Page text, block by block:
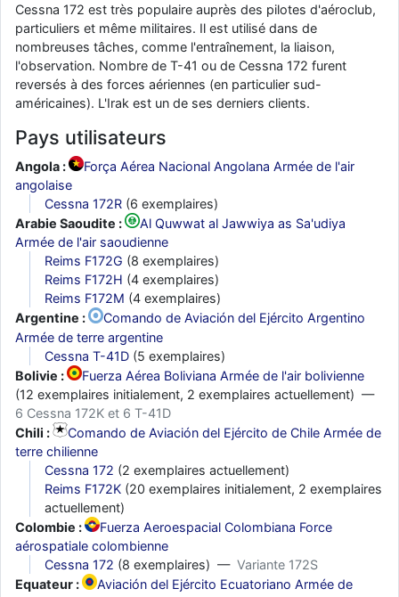
Cessna 172 est très populaire auprès des pilotes d'aéroclub,
particuliers et même militaires. Il est utilisé dans de
nombreuses tâches, comme l'entraînement, la liaison,
l'observation. Nombre de T-41 ou de Cessna 172 furent
reversés à des forces aériennes (en particulier sud-
américaines). L'Irak est un de ses derniers clients.
Pays utilisateurs
Angola :
Força Aérea Nacional Angolana Armée de l'air
angolaise
Cessna 172R (6 exemplaires)
Arabie Saoudite :
Al Quwwat al Jawwiya as Sa'udiya
Armée de l'air saoudienne
Reims F172G (8 exemplaires)
Reims F172H (4 exemplaires)
Reims F172M (4 exemplaires)
Argentine :
Comando de Aviación del Ejército Argentino
Armée de terre argentine
Cessna T-41D (5 exemplaires)
Bolivie :
Fuerza Aérea Boliviana Armée de l'air bolivienne
(12 exemplaires initialement, 2 exemplaires actuellement) —
6 Cessna 172K et 6 T-41D
Chili :
Comando de Aviación del Ejército de Chile Armée de
terre chilienne
Cessna 172 (2 exemplaires actuellement)
Reims F172K (20 exemplaires initialement, 2 exemplaires
actuellement)
Colombie :
Fuerza Aeroespacial Colombiana Force
aérospatiale colombienne
Cessna 172 (8 exemplaires) — Variante 172S
Equateur :
Aviación del Ejército Ecuatoriano Armée de